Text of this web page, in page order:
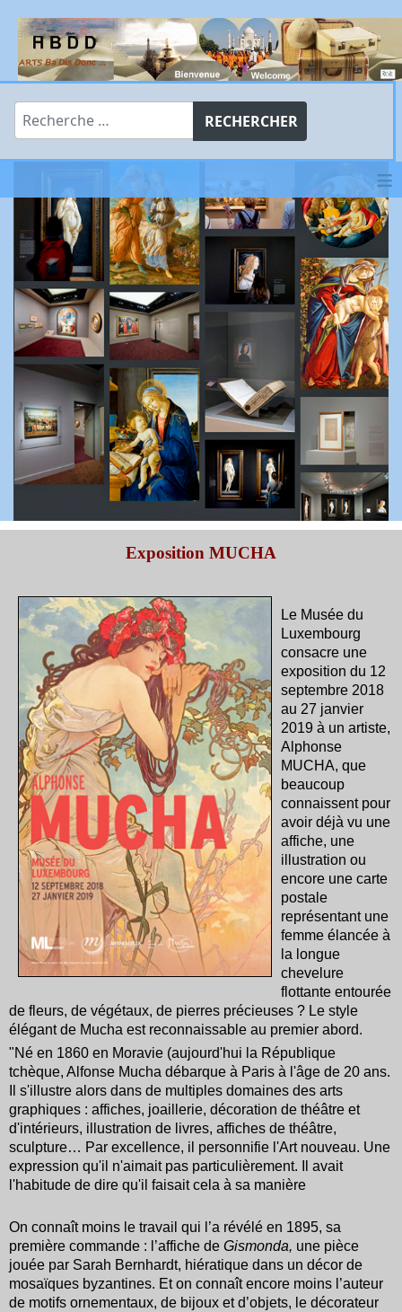
Rechercher
RECHERCHER
≡
Exposition MUCHA
Le Musée du
Luxembourg
consacre une
exposition du 12
septembre 2018
au 27 janvier
2019 à un artiste,
Alphonse
MUCHA, que
beaucoup
connaissent pour
avoir déjà vu une
affiche, une
illustration ou
encore une carte
postale
représentant une
femme élancée à
la longue
chevelure
flottante entourée
de fleurs, de végétaux, de pierres précieuses ? Le style
élégant de Mucha est reconnaissable au premier abord.
"Né en 1860 en Moravie (aujourd'hui la République
tchèque, Alfonse Mucha débarque à Paris à l'âge de 20 ans.
Il s'illustre alors dans de multiples domaines des arts
graphiques : affiches, joaillerie, décoration de théâtre et
d'intérieurs, illustration de livres, affiches de théâtre,
sculpture… Par excellence, il personnifie l'Art nouveau. Une
expression qu'il n'aimait pas particulièrement. Il avait
l'habitude de dire qu'il faisait cela à sa manière
On connaît moins le travail qui l’a révélé en 1895, sa
première commande : l’affiche de Gismonda, une pièce
jouée par Sarah Bernhardt, hiératique dans un décor de
mosaïques ­byzantines. Et on connaît encore moins l’auteur
de motifs ornementaux, de ­bijoux et d’objets, le décorateur